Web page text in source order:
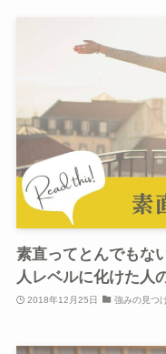
素直ってとんでもな
人レベルに化けた人
2018年12月25日 強みの見つ